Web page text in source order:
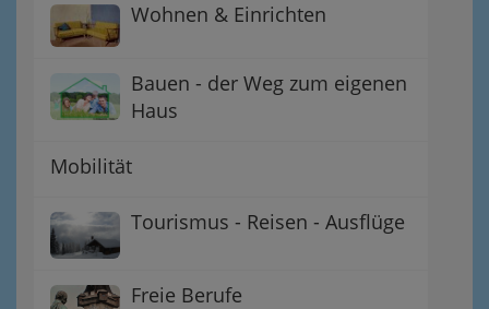
Wohnen & Einrichten
Bauen - der Weg zum eigenen
Haus
Mobilität
Tourismus - Reisen - Ausflüge
Freie Berufe